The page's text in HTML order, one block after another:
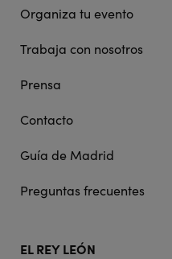
Organiza tu evento
Trabaja con nosotros
Prensa
Contacto
Guía de Madrid
Preguntas frecuentes
EL REY LEÓN